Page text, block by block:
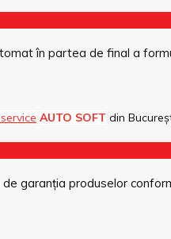
în partea de final a
AUTO SOFT din
garanția produselor